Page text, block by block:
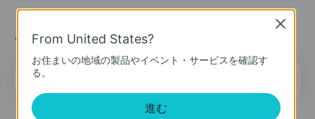
ニュース＆オファー
メールアドレス
From United States?
お住まいの地域の製品やイベント・サービスを確認す
る。
進む
Close